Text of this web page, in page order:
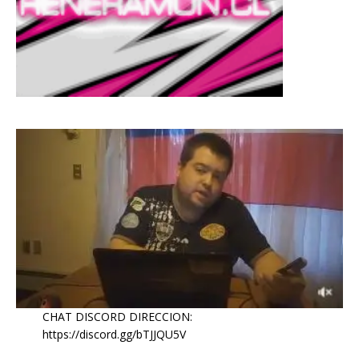
CHAT DISCORD DIRECCION:
https://discord.gg/bTJJQU5V